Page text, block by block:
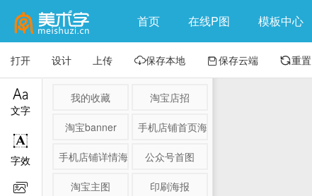
首页 在线P图 模板中心
打开 设计 上传 保存本地 保存云端 重置

文字

字效

我的收藏 淘宝店招
淘宝banner 手机店铺首页海报
手机店铺详情海报 公众号首图
淘宝主图 印刷海报